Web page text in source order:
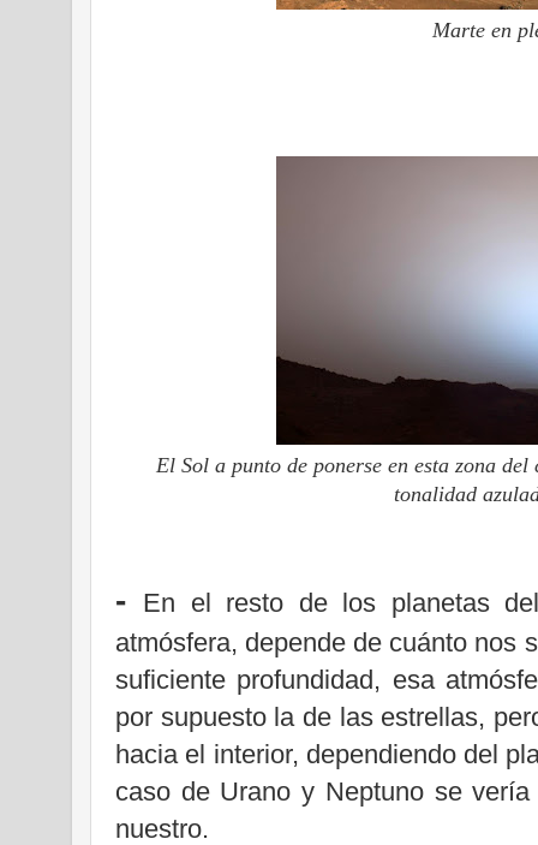
Marte en
El Sol a punto de ponerse en esta zona
tonalidad
- En el resto de los planetas
atmósfera, depende de cuánto nos
suficiente profundidad, esa
por supuesto la de las estrellas,
hacia el interior, dependiendo del
caso de Urano y Neptuno se
nuestro.